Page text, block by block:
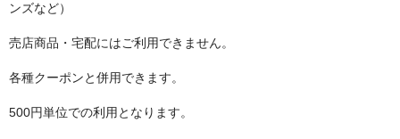
☆よくある質問
ンズなど）
売店商品・宅配にはご利用できません。
各種クーポンと併用できます。
500円単位での利用となります。